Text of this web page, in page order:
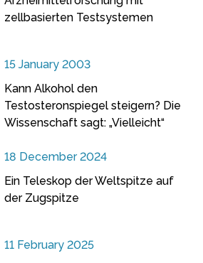
zellbasierten Testsystemen
15 January 2003
Kann Alkohol den
Testosteronspiegel steigern? Die
Wissenschaft sagt: „Vielleicht“
18 December 2024
Ein Teleskop der Weltspitze auf
der Zugspitze
11 February 2025